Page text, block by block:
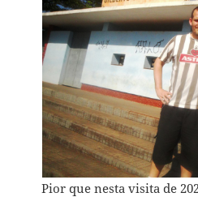
Pior que nesta visita de